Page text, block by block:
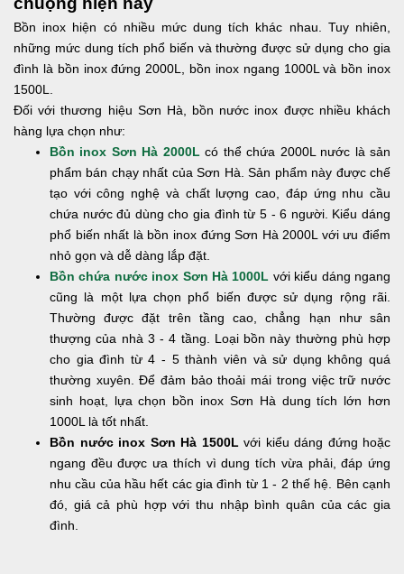
Bồn inox hiện có nhiều mức dung tích khác nhau. Tuy nhiên,
những mức dung tích phổ biến và thường được sử dụng cho gia
đình là bồn inox đứng 2000L, bồn inox ngang 1000L và bồn inox
1500L.
Đối với thương hiệu Sơn Hà, bồn nước inox được nhiều khách
hàng lựa chọn như:
Bồn inox Sơn Hà 2000L có thể chứa 2000L nước là sản
phẩm bán chạy nhất của Sơn Hà. Sản phẩm này được chế
tạo với công nghệ và chất lượng cao, đáp ứng nhu cầu
chứa nước đủ dùng cho gia đình từ 5 - 6 người. Kiểu dáng
phổ biến nhất là bồn inox đứng Sơn Hà 2000L với ưu điểm
nhỏ gọn và dễ dàng lắp đặt.
Bồn chứa nước inox Sơn Hà 1000L với kiểu dáng ngang
cũng là một lựa chọn phổ biến được sử dụng rộng rãi.
Thường được đặt trên tầng cao, chẳng hạn như sân
thượng của nhà 3 - 4 tầng. Loại bồn này thường phù hợp
cho gia đình từ 4 - 5 thành viên và sử dụng không quá
thường xuyên. Để đảm bảo thoải mái trong việc trữ nước
sinh hoạt, lựa chọn bồn inox Sơn Hà dung tích lớn hơn
1000L là tốt nhất.
Bồn nước inox Sơn Hà 1500L với kiểu dáng đứng hoặc
ngang đều được ưa thích vì dung tích vừa phải, đáp ứng
nhu cầu của hầu hết các gia đình từ 1 - 2 thế hệ. Bên cạnh
đó, giá cả phù hợp với thu nhập bình quân của các gia
đình.